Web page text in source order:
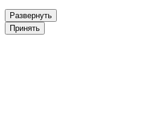
Развернуть
Принять